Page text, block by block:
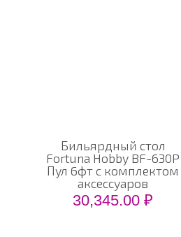
Бильярдный стол
Fortuna Hobby BF-630P
Пул 6фт с комплектом
аксессуаров
30,345.00₽